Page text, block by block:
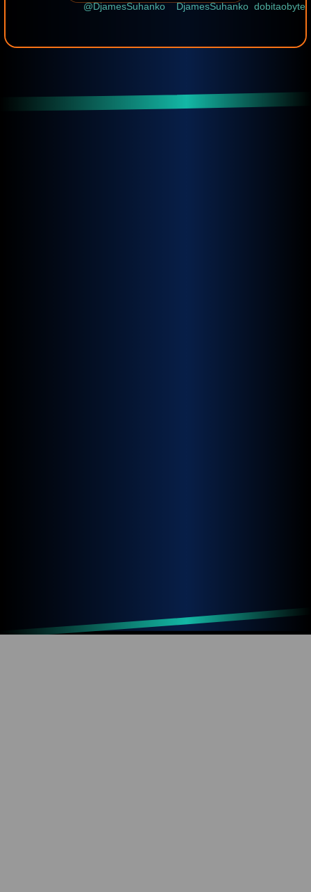
@DjamesSuhanko
DjamesSuhanko